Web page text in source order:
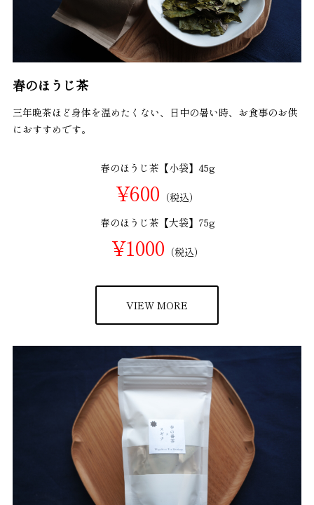
春のほうじ茶
三年晩茶ほど身体を温めたくない、日中の暑い時、お食事のお供
におすすめです。
春のほうじ茶【小袋】45g
¥600 （税込）
春のほうじ茶【大袋】75g
¥1000 （税込）
VIEW MORE